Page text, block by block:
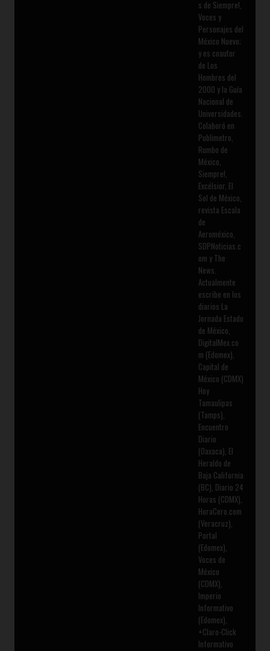
s de Siempre!,
Voces y
Personajes del
México Nuevo;
y es coautor
de Los
Hombres del
2000 y la Guía
Nacional de
Universidades.
Colaboró en
Publimetro,
Rumbo de
México,
Siempre!,
Excélsior, El
Sol de México,
revista Escala
de
Aeroméxico,
SDPNoticias.c
om y The
News.
Actualmente
escribe en los
diarios La
Jornada Estado
de México,
DigitalMex.co
m (Edomex),
Capital de
México (CDMX)
Hoy
Tamaulipas
(Tamps),
Encuentro
Diario
(Oaxaca), El
Heraldo de
Baja California
(BC), Diario 24
Horas (CDMX),
HoraCero.com
(Veracruz),
Portal
(Edomex),
Voces de
México
(CDMX),
Imperio
Informativo
(Edomex),
+Claro-Click
Informativo